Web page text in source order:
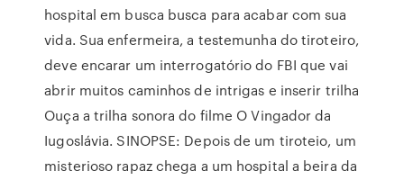
hospital em busca busca para acabar com sua
vida. Sua enfermeira, a testemunha do tiroteiro,
deve encarar um interrogatório do FBI que vai
abrir muitos caminhos de intrigas e inserir trilha
Ouça a trilha sonora do filme O Vingador da
Iugoslávia. SINOPSE: Depois de um tiroteio, um
misterioso rapaz chega a um hospital a beira da